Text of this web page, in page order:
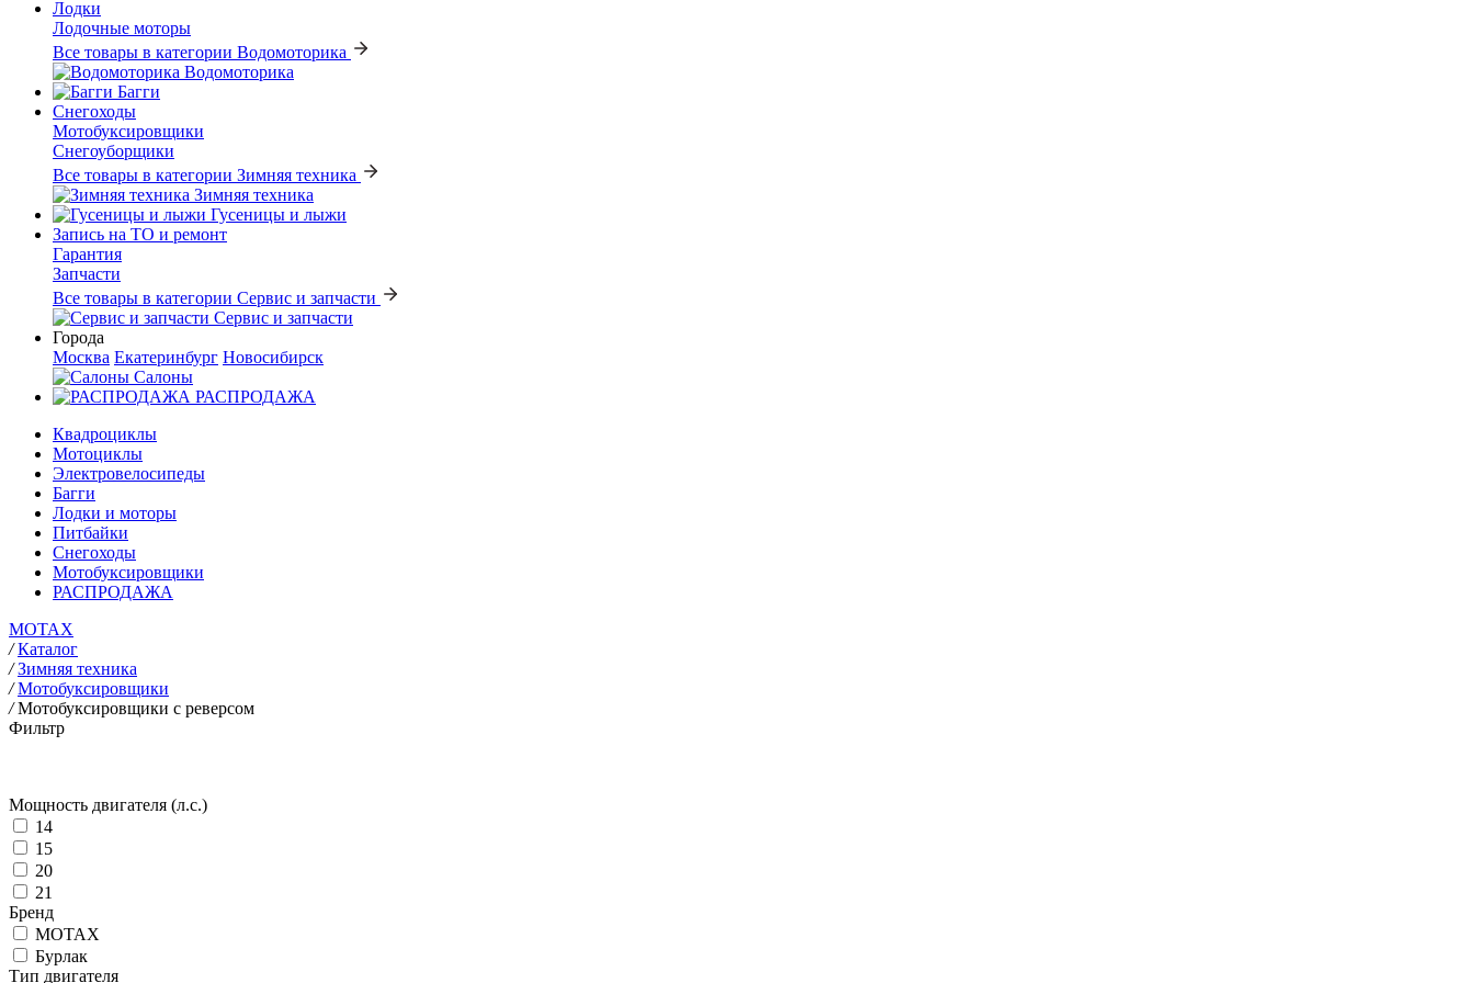
Лодки
Лодочные моторы
Все товары в категории Водомоторика
Водомоторика
Багги
Снегоходы
Мотобуксировщики
Снегоуборщики
Все товары в категории Зимняя техника
Зимняя техника
Гусеницы и лыжи
Запись на ТО и ремонт
Гарантия
Запчасти
Все товары в категории Сервис и запчасти
Сервис и запчасти
Города
Москва Екатеринбург Новосибирск
Салоны
РАСПРОДАЖА
Квадроциклы
Мотоциклы
Электровелосипеды
Багги
Лодки и моторы
Питбайки
Снегоходы
Мотобуксировщики
РАСПРОДАЖА
MOTAX
/ Каталог
/ Зимняя техника
/ Мотобуксировщики
/ Мотобуксировщики с реверсом
Фильтр
Мощность двигателя (л.с.)
14
15
20
21
Бренд
MOTAX
Бурлак
Тип двигателя